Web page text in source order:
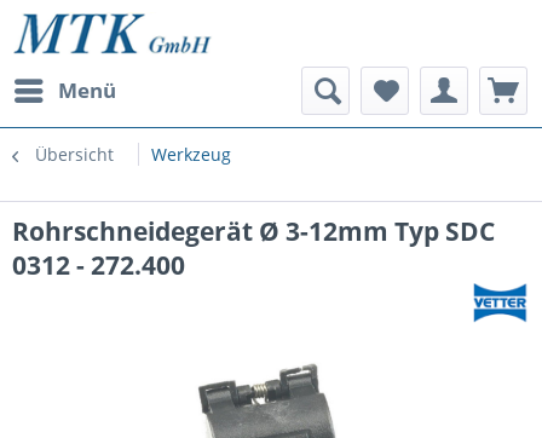
Menü
Übersicht Werkzeug
Rohrschneidegerät Ø 3-12mm Typ SDC
0312 - 272.400